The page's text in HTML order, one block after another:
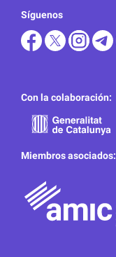
Síguenos
Con la colaboración:
Miembros asociados: